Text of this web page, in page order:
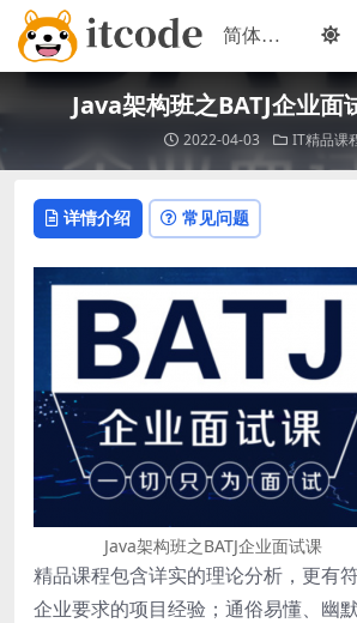
Java架构班之BATJ企业
2022-04-03 IT精品课
详情介绍 常见问题
Java架构班之BATJ企业面试课
精品课程包含详实的理论分析，更有
企业要求的项目经验；通俗易懂、幽